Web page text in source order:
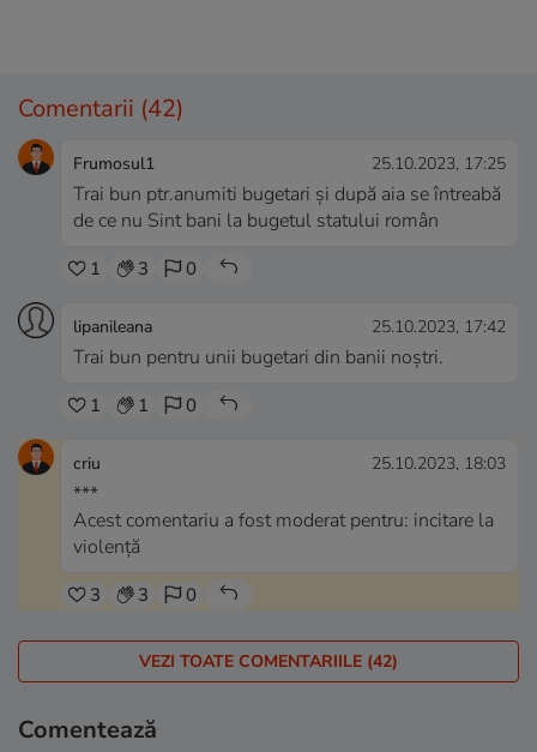
Comentarii (42)
Frumosul1 25.10.2023, 17:25
Trai bun ptr.anumiti bugetari și după aia se întreabă
de ce nu Sint bani la bugetul statului român
1 3 0
lipanileana 25.10.2023, 17:42
Trai bun pentru unii bugetari din banii noștri.
1 1 0
criu 25.10.2023, 18:03
***
Acest comentariu a fost moderat pentru: incitare la
violență
3 3 0
VEZI TOATE COMENTARIILE (42)
Comentează